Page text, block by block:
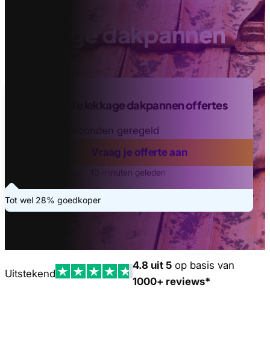
Vind de beste lekkage dakpannen offertes
Binnen 20 seconden geregeld
Vraag je offerte aan
Laatste aanvraag - 10 minuten geleden
Tot wel 28% goedkoper
Lekkage dakpannen
Uitstekend
4.8 uit 5 op basis van
1000+ reviews*